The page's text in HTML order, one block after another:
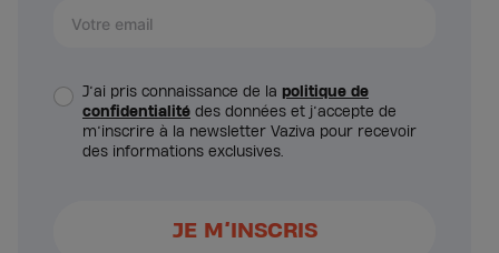
J’ai pris connaissance de la politique de
confidentialité des données et j’accepte de
m’inscrire à la newsletter Vaziva pour recevoir
des informations exclusives.
JE M’INSCRIS